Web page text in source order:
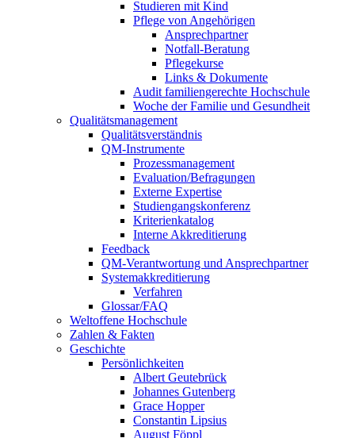
Studieren mit Kind
Pflege von Angehörigen
Ansprechpartner
Notfall-Beratung
Pflegekurse
Links & Dokumente
Audit familiengerechte Hochschule
Woche der Familie und Gesundheit
Qualitätsmanagement
Qualitätsverständnis
QM-Instrumente
Prozessmanagement
Evaluation/Befragungen
Externe Expertise
Studiengangskonferenz
Kriterienkatalog
Interne Akkreditierung
Feedback
QM-Verantwortung und Ansprechpartner
Systemakkreditierung
Verfahren
Glossar/FAQ
Weltoffene Hochschule
Zahlen & Fakten
Geschichte
Persönlichkeiten
Albert Geutebrück
Johannes Gutenberg
Grace Hopper
Constantin Lipsius
August Föppl